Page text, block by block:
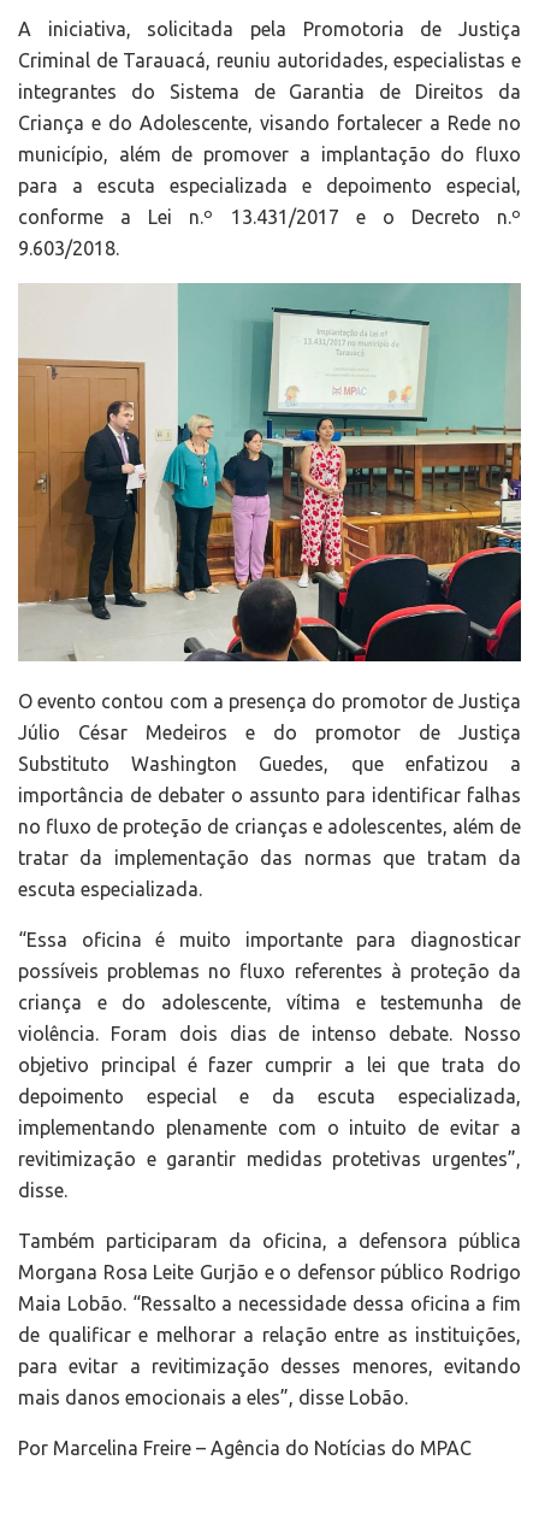
A iniciativa, solicitada pela Promotoria de Justiça
Criminal de Tarauacá, reuniu autoridades, especialistas e
integrantes do Sistema de Garantia de Direitos da
Criança e do Adolescente, visando fortalecer a Rede no
município, além de promover a implantação do fluxo
para a escuta especializada e depoimento especial,
conforme a Lei n.º 13.431/2017 e o Decreto n.º
9.603/2018.
O evento contou com a presença do promotor de Justiça
Júlio César Medeiros e do promotor de Justiça
Substituto Washington Guedes, que enfatizou a
importância de debater o assunto para identificar falhas
no fluxo de proteção de crianças e adolescentes, além de
tratar da implementação das normas que tratam da
escuta especializada.
“Essa oficina é muito importante para diagnosticar
possíveis problemas no fluxo referentes à proteção da
criança e do adolescente, vítima e testemunha de
violência. Foram dois dias de intenso debate. Nosso
objetivo principal é fazer cumprir a lei que trata do
depoimento especial e da escuta especializada,
implementando plenamente com o intuito de evitar a
revitimização e garantir medidas protetivas urgentes”,
disse.
Também participaram da oficina, a defensora pública
Morgana Rosa Leite Gurjão e o defensor público Rodrigo
Maia Lobão. “Ressalto a necessidade dessa oficina a fim
de qualificar e melhorar a relação entre as instituições,
para evitar a revitimização desses menores, evitando
mais danos emocionais a eles”, disse Lobão.
Por Marcelina Freire – Agência do Notícias do MPAC